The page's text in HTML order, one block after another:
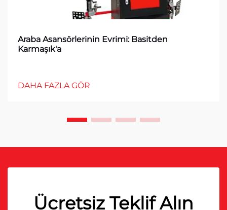
Araba Asansörlerinin Evrimi: Basitden
Karmaşık'a
DAHA FAZLA GÖR
Ücretsiz Teklif Alın